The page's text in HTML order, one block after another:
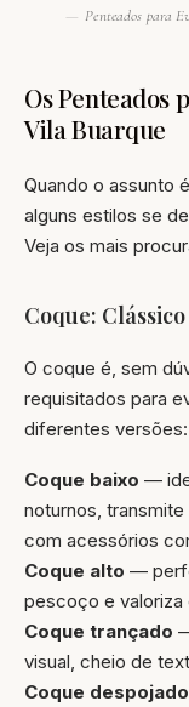
Penteados para
Os Penteados
Vila Buarque
Quando o assunto é
alguns estilos se
Veja os mais
Coque:
O coque é, sem
requisitados para
diferentes versões:
Coque baixo —
noturnos,
com acessórios
Coque alto —
pescoço e valoriza
Coque trançado
visual, cheio de
Coque despojado